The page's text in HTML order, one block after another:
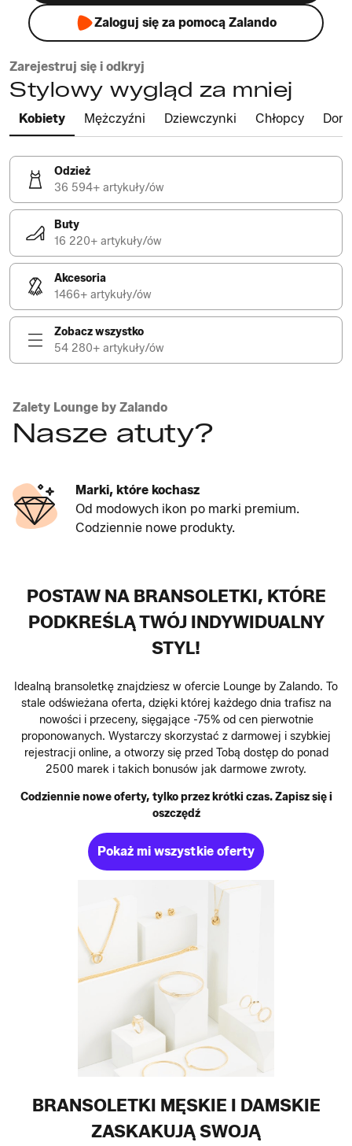
Zaloguj się za pomocą Zalando
Zarejestruj się i odkryj
Stylowy wygląd za mniej
Kobiety Mężczyźni Dziewczynki Chłopcy Dom
Odzież
36 594+ artykuły/ów
Buty
16 220+ artykuły/ów
Akcesoria
1466+ artykuły/ów
Zobacz wszystko
54 280+ artykuły/ów
Zalety Lounge by Zalando
Nasze atuty?
Marki, które kochasz
Od modowych ikon po marki premium.
Codziennie nowe produkty.
POSTAW NA BRANSOLETKI, KTÓRE
PODKREŚLĄ TWÓJ INDYWIDUALNY
STYL!
Idealną bransoletkę znajdziesz w ofercie Lounge by Zalando. To
stale odświeżana oferta, dzięki której każdego dnia trafisz na
nowości i przeceny, sięgające -75% od cen pierwotnie
proponowanych. Wystarczy skorzystać z darmowej i szybkiej
rejestracji online, a otworzy się przed Tobą dostęp do ponad
2500 marek i takich bonusów jak darmowe zwroty.
Codziennie nowe oferty, tylko przez krótki czas. Zapisz się i
oszczędź
Pokaż mi wszystkie oferty
BRANSOLETKI MĘSKIE I DAMSKIE
ZASKAKUJĄ SWOJĄ